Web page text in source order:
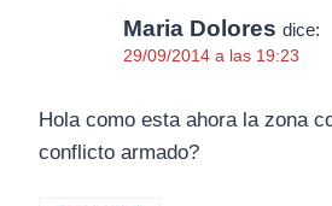
Maria Dolores dice:
29/09/2014 a las 19:23
Hola como esta ahora la zona
conflicto armado?